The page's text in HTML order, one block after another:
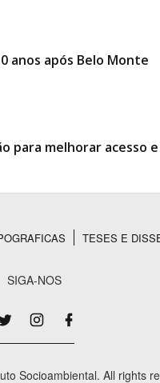
anos após Belo Monte
para melhorar acesso
TESES E
SIGA-NOS
Socioambiental. All rights